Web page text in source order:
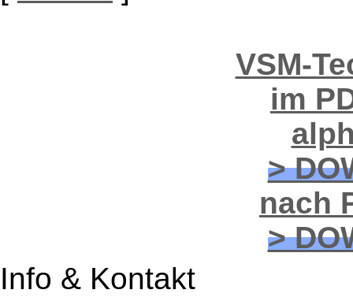
VSM-
im
>
nach
>
Info & Kontakt